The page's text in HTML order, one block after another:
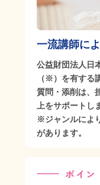
一流講師に
公益財団法人日
（※）を有する
質問・添削は、
上をサポートし
※ジャンルによ
があります。
ポイン